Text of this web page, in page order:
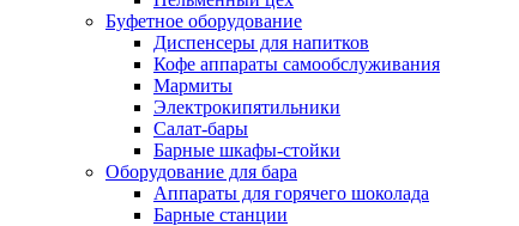
Буфетное оборудование
Диспенсеры для напитков
Кофе аппараты самообслуживания
Мармиты
Электрокипятильники
Cалат-бары
Барные шкафы-стойки
Оборудование для бара
Аппараты для горячего шоколада
Барные станции